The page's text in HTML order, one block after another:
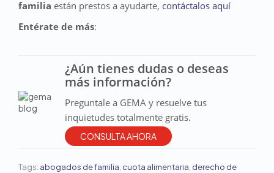
familia están prestos a ayudarte, contáctalos aquí
Entérate de más:
¿Aún tienes dudas o deseas
más información?
Preguntale a GEMA y resuelve tus
inquietudes totalmente gratis.
CONSULTA AHORA
Tags: abogados de familia cuota alimentaria derecho de